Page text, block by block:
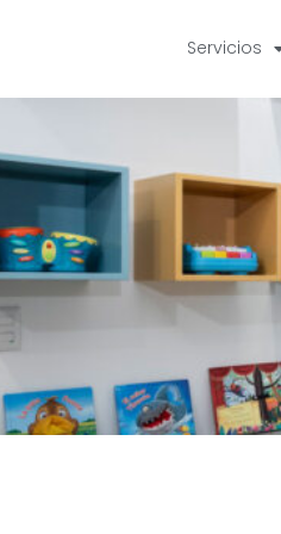
Servicios